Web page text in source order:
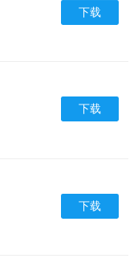
下载
下载
下载